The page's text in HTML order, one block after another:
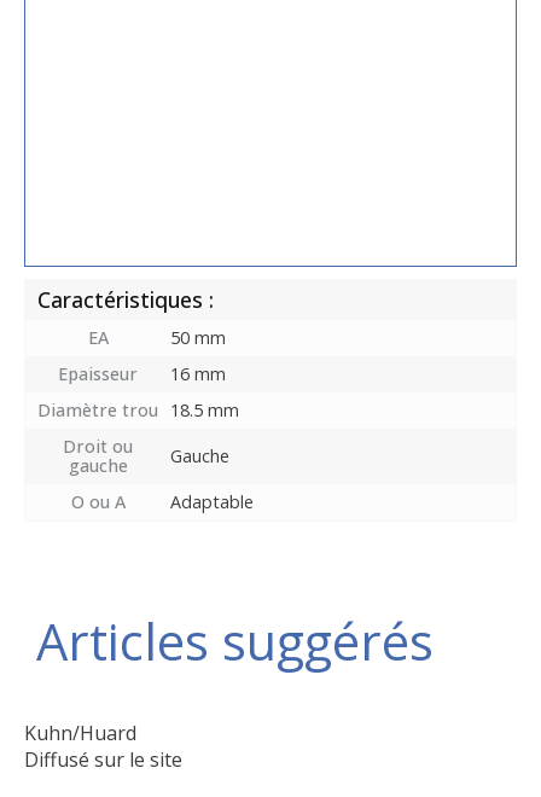
Caractéristiques :
EA
50 mm
Epaisseur
16 mm
Diamètre trou
18.5 mm
Droit ou
gauche
Gauche
O ou A
Adaptable
Articles suggérés
Kuhn/Huard
Diffusé sur le site